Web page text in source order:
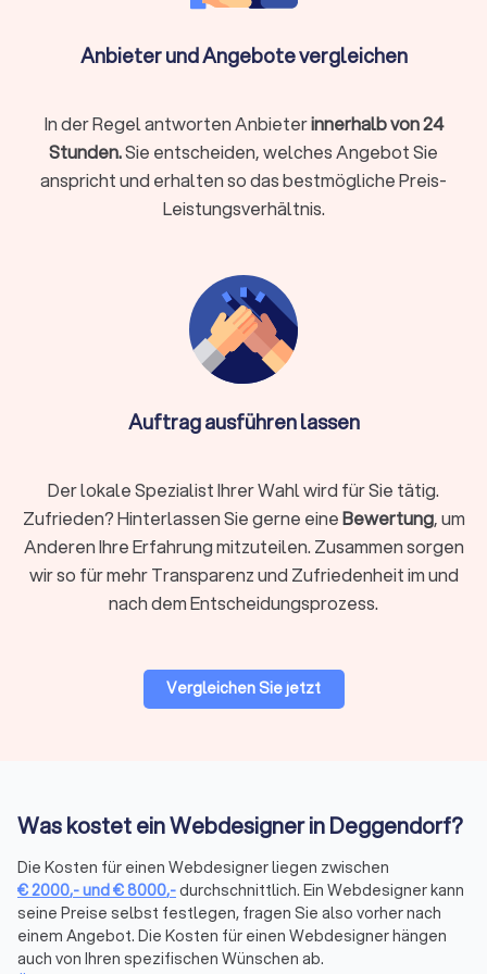
(z. B. Shopify/Shopware)
DSGVO-Basics (Cookie-Hinweis, Impressum/Datenschutz,
ohne Rechtsberatung)
Übergabe, Schulung, Wartung/Updates
Webshop mit Zahlarten/Versandregeln, Produktvarianten,
Integrationen (CRM, Newsletter, Buchung,
Mehrsprachigkeit, Barrierearmut, Core Web Vitals
Über die Filter auf Trustlocal können Sie gezielt nach den
passenden Leistungen suchen: neue Website, Webshop oder
App, Relaunch bestehender Seiten, Marketing und SEO,
Logoentwicklung und Corporate Branding oder Design für
Printmedien. So finden Sie schnell den Anbieter, der zu Ihrem
CMS & Shop-Systeme: Welches System
Optionen:
WordPress vs. Webflow für Websites
WordPressist das weltweit am häufigsten genutzte CMS. Es
bietet maximale Flexibilität durch tausende Plugins, ist
kostengünstig im Hosting (ab 5-15 € monatlich) und eignet
Anbieter und Angebote vergleichen
In der Regel antworten Anbieterinnerhalb von 24
Stunden.Sie entscheiden, welches Angebot Sie
anspricht und erhalten so das bestmögliche Preis-
Leistungsverhältnis.
Auftrag ausführen lassen
Der lokale Spezialist Ihrer Wahl wird für Sie tätig.
Zufrieden? Hinterlassen Sie gerne eineBewertung, um
Anderen Ihre Erfahrung mitzuteilen. Zusammen sorgen
wir so für mehr Transparenz und Zufriedenheit im und
nach dem Entscheidungsprozess.
Vergleichen Sie jetzt
Was kostet ein Webdesigner in Deggendorf?
Die Kosten für einen Webdesigner liegen zwischen
€2000,-und€8000,-durchschnittlich. Ein Webdesigner kann
seine Preise selbst festlegen, fragen Sie also vorher nach
einem Angebot. Die Kosten für einen Webdesigner hängen
auch von Ihren spezifischen Wünschen ab.